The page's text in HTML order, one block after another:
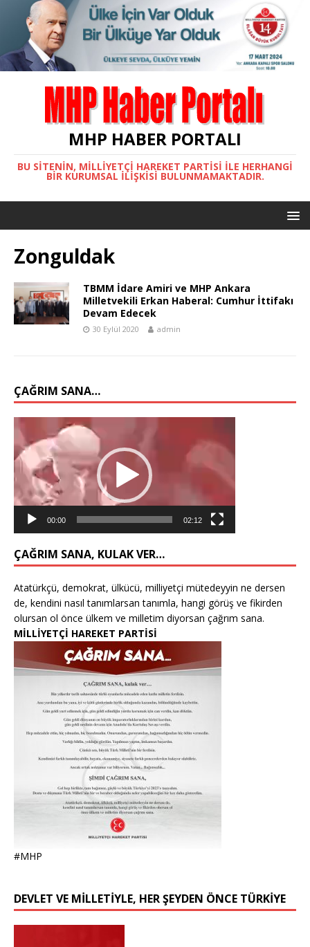
MHP HABER PORTALI
BU SITENIN, MİLLİYETÇİ HAREKET PARTİSİ ILE HERHANGI
BIR KURUMSAL İLIŞKISI BULUNMAMAKTADIR.
Zonguldak
TBMM İdare Amiri ve MHP Ankara
Milletvekili Erkan Haberal: Cumhur İttifakı
Devam Edecek
30 Eylül 2020 admin
ÇAĞRIM SANA…
oynatıcı
00:00 02:12
ÇAĞRIM SANA, KULAK VER…
Atatürkçü, demokrat, ülkücü, milliyetçi mütedeyyin ne dersen
de, kendini nasıl tanımlarsan tanımla, hangi görüş ve fikirden
olursan ol önce ülkem ve milletim diyorsan çağrım sana.
MİLLİYETÇİ HAREKET PARTİSİ
#MHP
DEVLET VE MİLLETİYLE, HER ŞEYDEN ÖNCE TÜRKİYE